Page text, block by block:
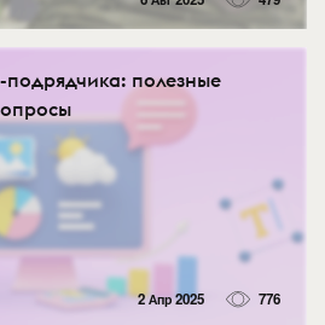
подрядчика: полезные
2 Апр 2025 776